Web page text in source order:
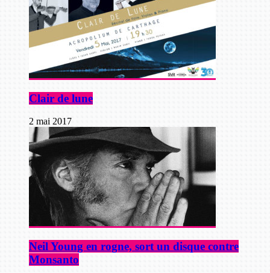
Clair de lune
2 mai 2017
Neil Young en rogne, sort un disque contre
Monsanto